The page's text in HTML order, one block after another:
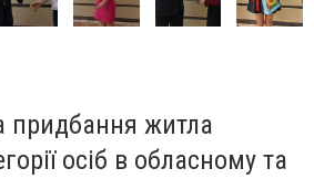
придбання житла
осіб в обласному та